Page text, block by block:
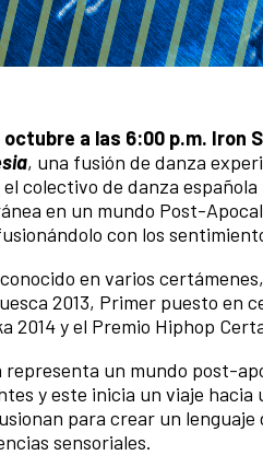
octubre a las 6:00 p.m. Iron
, una fusión de danza
el colectivo de danza
en un mundo Post-
con los
en varios
2013, Primer puesto en
2014 y el Premio Hiphop
representa un mundo post-
y este inicia un viaje
para crear un
sensoriales.